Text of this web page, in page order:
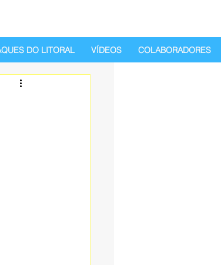
DO LITORAL VÍDEOS COLABORADORES